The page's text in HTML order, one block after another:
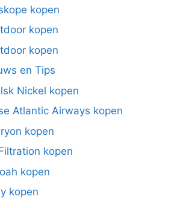
kopen
kopen
kopen
en Tips
Nickel kopen
Atlantic Airways kopen
kopen
kopen
kopen
kopen